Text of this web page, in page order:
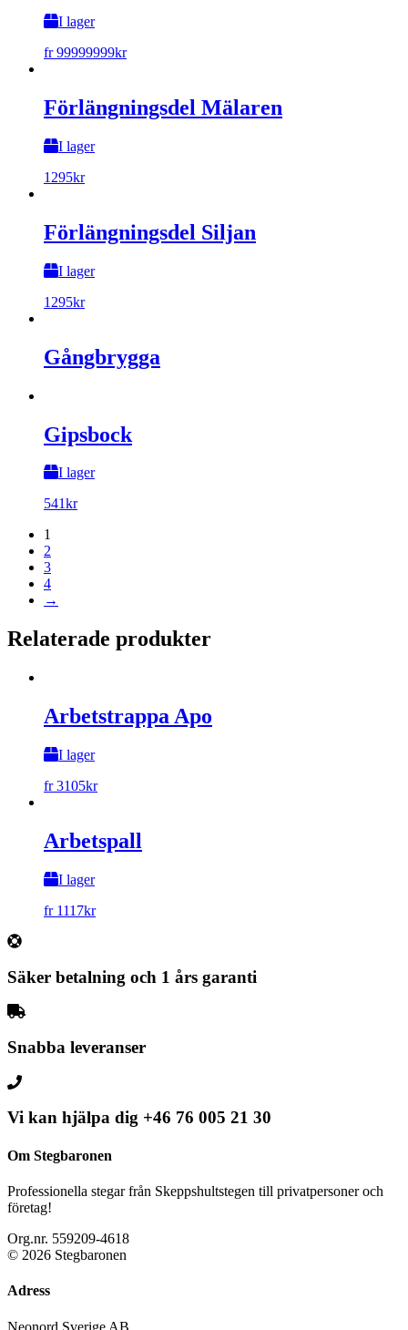
I lager
fr99999999kr
Förlängningsdel Mälaren
I lager
1295kr
Förlängningsdel Siljan
I lager
1295kr
Gångbrygga
Gipsbock
I lager
541kr
1
2
3
4
→
Relaterade produkter
Arbetstrappa Apo
I lager
fr3105kr
Arbetspall
I lager
fr 1117kr
Säker betalning och 1 års garanti
Snabba leveranser
Vi kan hjälpa dig +46 76 005 21 30
Om Stegbaronen
Professionella stegar från Skeppshultstegen till privatpersoner och
företag!
Org.nr. 559209-4618
© 2026 Stegbaronen
Adress
Neonord Sverige AB